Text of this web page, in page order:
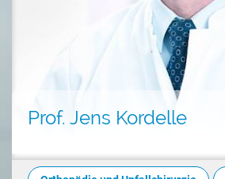
Prof. Jens Kordelle